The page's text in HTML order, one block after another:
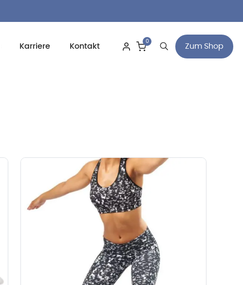
Karriere Kontakt
0
Zum Shop